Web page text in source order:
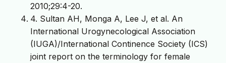
2010;29:4-20.
4. Sultan AH, Monga A, Lee J, et al. An
International Urogynecological Association
(IUGA)/International Continence Society (ICS)
joint report on the terminology for female